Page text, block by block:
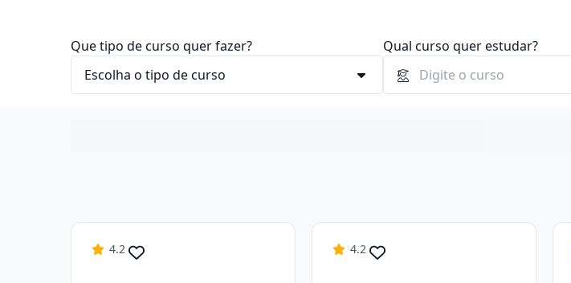
Que tipo de curso quer fazer? Qual curso quer estudar?
4.2 4.2